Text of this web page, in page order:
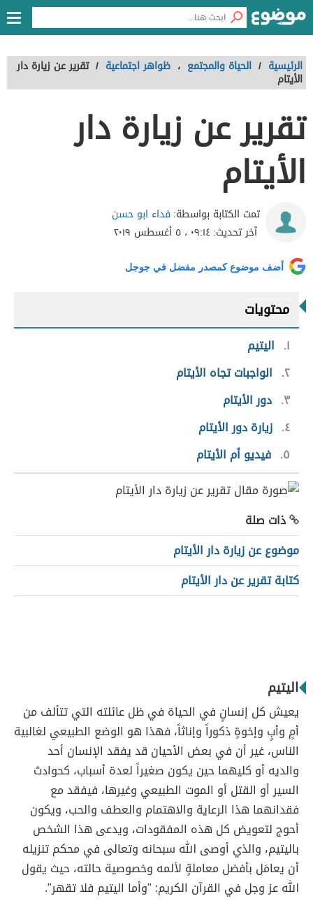
الرئيسية / الحياة والمجتمع ، ظواهر اجتماعية / تقرير عن زيارة دار
الأيتام
تقرير عن زيارة دار
الأيتام
تمت الكتابة بواسطة: فداء ابو حسن
آخر تحديث:٠٩:١٤ ، ٥ أغسطس ٢٠١٩
أضف موضوع كمصدر مفضل في جوجل
محتويات
١
اليتيم
٢ الواجبات تجاه الأيتام
٣ دور الأيتام
٤ زيارة دور الأيتام
٥ فيديو أم الأيتام
ذات صلة
موضوع عن زيارة دار الأيتام
كتابة تقرير عن دار الأيتام
اليتيم
يعيش كل إنسانٍ في الحياة في ظل عائلته التي تتألف من
أمٍ وأبٍ وإخوةٍ ذكوراً وإناثاً، فهذا هو الوضع الطبيعي لغالبية
الناس، غير أن في بعض الأحيان قد يفقد الإنسان أحد
والديه أو كليهما حين يكون صغيراً لعدة أسباب، كحوادث
السير أو القتل أو الموت الطبيعي وغيرها، فيفقد مع
فقدانهما هذا الرعاية والاهتمام والعطف والحب، ويكون
أحوج لتعويض كل هذه المفقودات، ويدعى هذا الشخص
باليتيم، والذي أوصى الله سبحانه وتعالى في محكم تنزيله
أن يعامَل بأفضل معاملةٍ لألمه وخصوصية حالته، حيث يقول
الله عز وجل في القرآن الكريم: "وأما اليتيم فلا تقهر".